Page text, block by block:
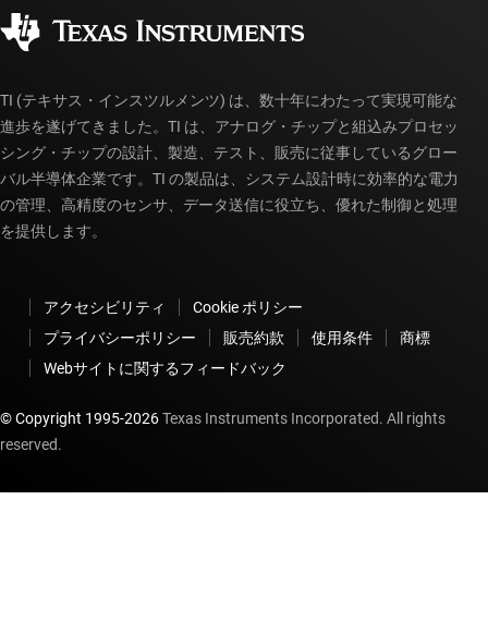
myTI アカウントの FAQ
TI (テキサス・インスツルメンツ) は、数十年にわたって実現可能な
進歩を遂げてきました。TI は、アナログ・チップと組込みプロセッ
シング・チップの設計、製造、テスト、販売に従事しているグロー
バル半導体企業です。TI の製品は、システム設計時に効率的な電力
の管理、高精度のセンサ、データ送信に役立ち、優れた制御と処理
を提供します。
アクセシビリティ
Cookie ポリシー
プライバシーポリシー
販売約款 使用条件
商標
Webサイトに関するフィードバック
© Copyright 1995-2026Texas Instruments Incorporated. All rights
reserved.